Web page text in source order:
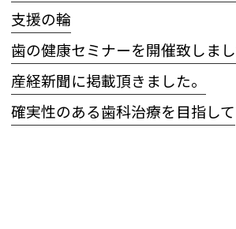
支援の輪
歯の健康セミナーを開催致しまし
産経新聞に掲載頂きました。
確実性のある歯科治療を目指して